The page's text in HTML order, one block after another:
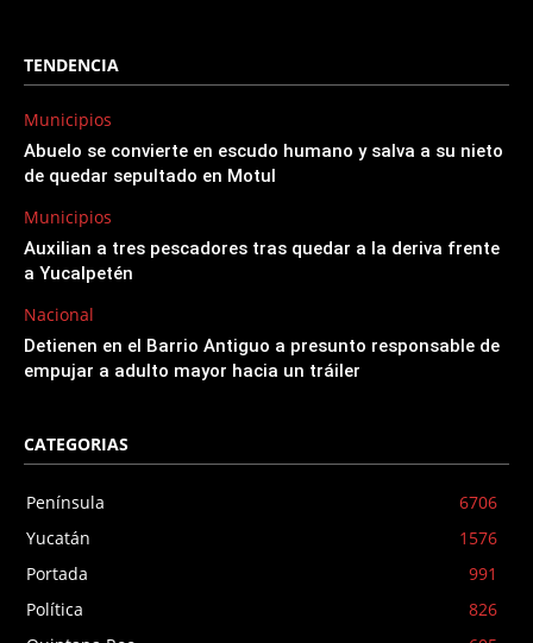
TENDENCIA
Municipios
Abuelo se convierte en escudo humano y salva a su nieto
de quedar sepultado en Motul
Municipios
Auxilian a tres pescadores tras quedar a la deriva frente
a Yucalpetén
Nacional
Detienen en el Barrio Antiguo a presunto responsable de
empujar a adulto mayor hacia un tráiler
CATEGORIAS
Península
6706
Yucatán
1576
Portada
991
Política
826